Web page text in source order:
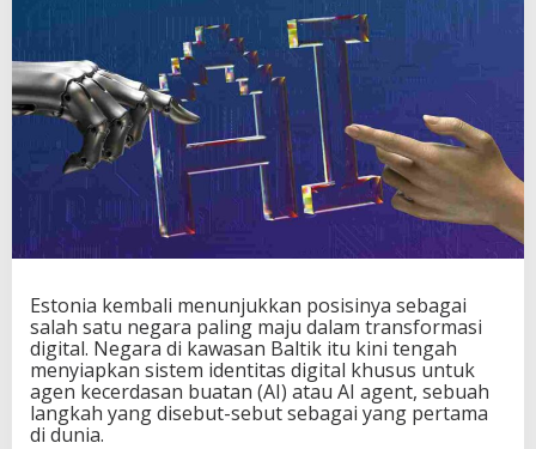
Estonia kembali menunjukkan posisinya sebagai
salah satu negara paling maju dalam transformasi
digital. Negara di kawasan Baltik itu kini tengah
menyiapkan sistem identitas digital khusus untuk
agen kecerdasan buatan (AI) atau AI agent, sebuah
langkah yang disebut-sebut sebagai yang pertama
di dunia.